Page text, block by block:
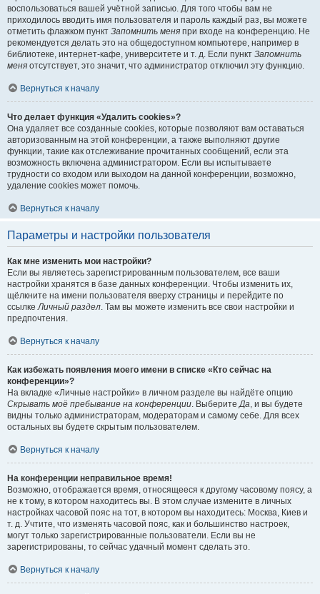
воспользоваться вашей учётной записью. Для того чтобы вам не
приходилось вводить имя пользователя и пароль каждый раз, вы можете
отметить флажком пункт Запомнить меня при входе на конференцию. Не
рекомендуется делать это на общедоступном компьютере, например в
библиотеке, интернет-кафе, университете и т. д. Если пункт Запомнить
меня отсутствует, это значит, что администратор отключил эту функцию.
Вернуться к началу
Что делает функция «Удалить cookies»?
Она удаляет все созданные cookies, которые позволяют вам оставаться
авторизованным на этой конференции, а также выполняют другие
функции, такие как отслеживание прочитанных сообщений, если эта
возможность включена администратором. Если вы испытываете
трудности со входом или выходом на данной конференции, возможно,
удаление cookies может помочь.
Вернуться к началу
Параметры и настройки пользователя
Как мне изменить мои настройки?
Если вы являетесь зарегистрированным пользователем, все ваши
настройки хранятся в базе данных конференции. Чтобы изменить их,
щёлкните на имени пользователя вверху страницы и перейдите по
ссылкеЛичный раздел. Там вы можете изменить все свои настройки и
предпочтения.
Вернуться к началу
Как избежать появления моего имени в списке «Кто сейчас на
конференции»?
На вкладке «Личные настройки» в личном разделе вы найдёте опцию
Скрывать моё пребывание на конференции. ВыберитеДа, и вы будете
видны только администраторам, модераторам и самому себе. Для всех
остальных вы будете скрытым пользователем.
Вернуться к началу
На конференции неправильное время!
Возможно, отображается время, относящееся к другому часовому поясу, а
не к тому, в котором находитесь вы. В этом случае измените в личных
настройках часовой пояс на тот, в котором вы находитесь: Москва, Киев и
т. д. Учтите, что изменять часовой пояс, как и большинство настроек,
могут только зарегистрированные пользователи. Если вы не
зарегистрированы, то сейчас удачный момент сделать это.
Вернуться к началу